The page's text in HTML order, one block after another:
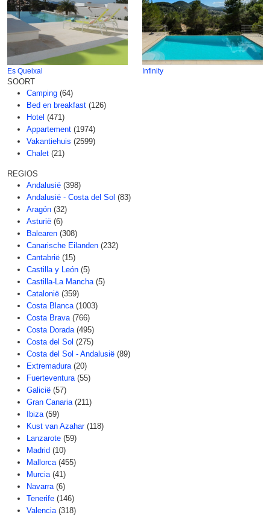
Es Queixal Infinity
SOORT
Camping (64)
Bed en breakfast (126)
Hotel (471)
Appartement (1974)
Vakantiehuis (2599)
Chalet (21)
REGIOS
Andalusië (398)
Andalusië - Costa del Sol (83)
Aragón (32)
Asturië (6)
Balearen (308)
Canarische Eilanden (232)
Cantabrië (15)
Castilla y León (5)
Castilla-La Mancha (5)
Catalonië (359)
Costa Blanca (1003)
Costa Brava (766)
Costa Dorada (495)
Costa del Sol (275)
Costa del Sol - Andalusië (89)
Extremadura (20)
Fuerteventura (55)
Galicië (57)
Gran Canaria (211)
Ibiza (59)
Kust van Azahar (118)
Lanzarote (59)
Madrid (10)
Mallorca (455)
Murcia (41)
Navarra (6)
Tenerife (146)
Valencia (318)